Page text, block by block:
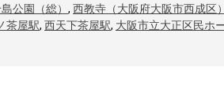
公園（総） , 西教寺（大阪府大阪市西成区）
茶屋駅, 西天下茶屋駅, 大阪市立大正区民ホ